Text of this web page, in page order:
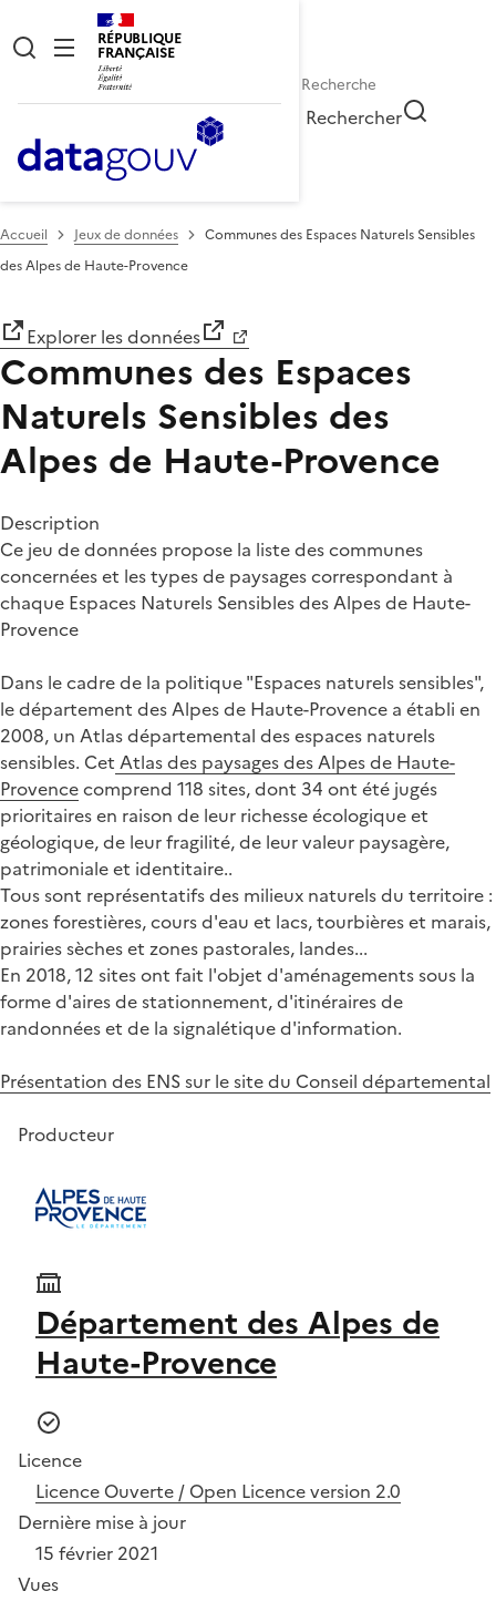
RÉPUBLIQUE
FRANÇAISE
Rechercher
Accueil Jeux de données
Communes des Espaces Naturels Sensibles
des Alpes de Haute-Provence
Explorer les données
Communes des Espaces
Naturels Sensibles des
Alpes de Haute-Provence
Description
Ce jeu de données propose la liste des communes
concernées et les types de paysages correspondant à
chaque Espaces Naturels Sensibles des Alpes de Haute-
Provence
Dans le cadre de la politique "Espaces naturels sensibles",
le département des Alpes de Haute-Provence a établi en
2008, un Atlas départemental des espaces naturels
sensibles. Cet Atlas des paysages des Alpes de Haute-
Provencecomprend 118 sites, dont 34 ont été jugés
prioritaires en raison de leur richesse écologique et
géologique, de leur fragilité, de leur valeur paysagère,
patrimoniale et identitaire..
Tous sont représentatifs des milieux naturels du territoire :
zones forestières, cours d'eau et lacs, tourbières et marais,
prairies sèches et zones pastorales, landes...
En 2018, 12 sites ont fait l'objet d'aménagements sous la
forme d'aires de stationnement, d'itinéraires de
randonnées et de la signalétique d'information.
Présentation des ENS sur le site du Conseil départemental
Producteur
Département des Alpes de
Haute-Provence
Licence
Licence Ouverte / Open Licence version 2.0
Dernière mise à jour
15 février 2021
Vues